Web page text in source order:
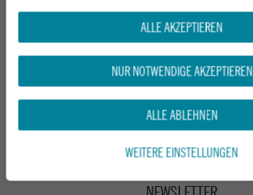
VERSAND
GEPRÜFTE SICHERHEIT
ALLE AKZEPTIEREN
NUR NOTWENDIGE AKZEPTIEREN
ALLE ABLEHNEN
WEITERE EINSTELLUNGEN